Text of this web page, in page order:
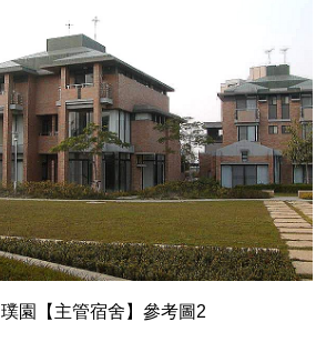
璞園【主管宿舍】參考圖2